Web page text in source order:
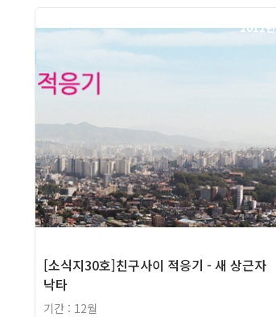
2012년
[소식지30호]친구사이 적응기 - 새 상근자
낙타
기간 : 12월